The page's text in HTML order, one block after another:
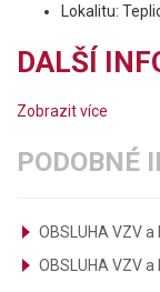
Lokalitu:
DALŠÍ
Zobrazit více
PODOBNÉ
OBSLUHA VZV a
OBSLUHA VZV a